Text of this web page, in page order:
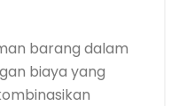
barang dalam
biaya yang